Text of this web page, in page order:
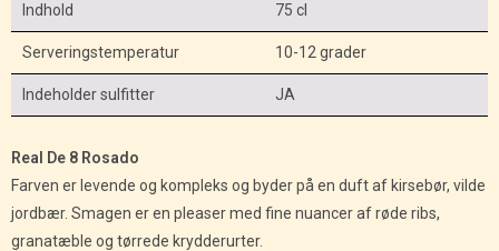
Indhold 75 cl
Serveringstemperatur 10-12 grader
Indeholder sulfitter JA
Real De 8 Rosado
Farven er levende og kompleks og byder på en duft af kirsebør, vilde
jordbær. Smagen er en pleaser med fine nuancer af røde ribs,
granatæble og tørrede krydderurter.